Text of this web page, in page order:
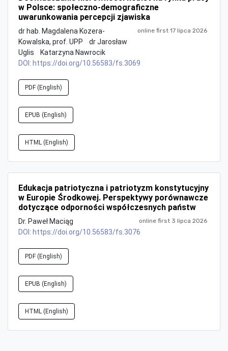
w Polsce: społeczno-demograficzne
uwarunkowania percepcji zjawiska
dr hab. Magdalena Kozera-
Kowalska, prof. UPP
dr Jarosław
Uglis
Katarzyna Nawrocik
online first 17 lipca 2026
DOI: https://doi.org/10.56583/fs.3069
PDF (English)
EPUB (English)
HTML (English)
Edukacja patriotyczna i patriotyzm konstytucyjny
w Europie Środkowej. Perspektywy porównawcze
dotyczące odporności współczesnych państw
Dr. Paweł Maciąg online first 3 lipca 2026
DOI: https://doi.org/10.56583/fs.3076
PDF (English)
EPUB (English)
HTML (English)